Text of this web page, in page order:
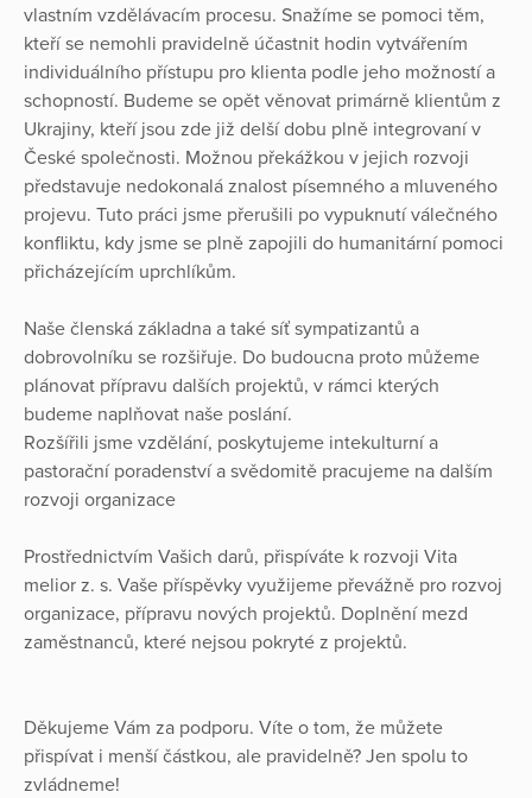
vlastním vzdělávacím procesu. Snažíme se pomoci těm,
kteří se nemohli pravidelně účastnit hodin vytvářením
individuálního přístupu pro klienta podle jeho možností a
schopností. Budeme se opět věnovat primárně klientům z
Ukrajiny, kteří jsou zde již delší dobu plně integrovaní v
České společnosti. Možnou překážkou v jejich rozvoji
představuje nedokonalá znalost písemného a mluveného
projevu. Tuto práci jsme přerušili po vypuknutí válečného
konfliktu, kdy jsme se plně zapojili do humanitární pomoci
přicházejícím uprchlíkům.
Naše členská základna a také síť sympatizantů a
dobrovolníku se rozšiřuje. Do budoucna proto můžeme
plánovat přípravu dalších projektů, v rámci kterých
budeme naplňovat naše poslání.
Rozšířili jsme vzdělání, poskytujeme intekulturní a
pastorační poradenství a svědomitě pracujeme na dalším
rozvoji organizace
Prostřednictvím Vašich darů, přispíváte k rozvoji Vita
melior z. s. Vaše příspěvky využijeme převážně pro rozvoj
organizace, přípravu nových projektů. Doplnění mezd
zaměstnanců, které nejsou pokryté z projektů.
Děkujeme Vám za podporu. Víte o tom, že můžete
přispívat i menší částkou, ale pravidelně? Jen spolu to
zvládneme!